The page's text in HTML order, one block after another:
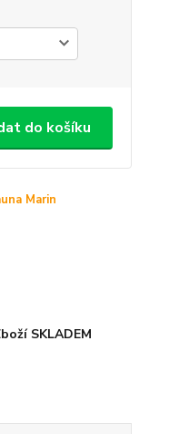
do košíku
Marin
SKLADEM